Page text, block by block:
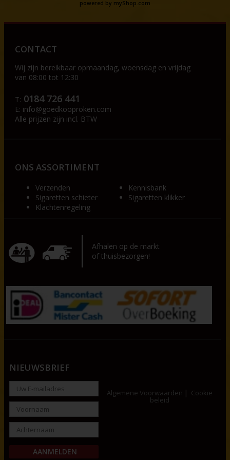
powered by myShop.com
CONTACT
Wij zijn bereikbaar opmaandag, woensdag en vrijdag
van 08:00 tot 12:30
T: 0184 726 441
E: info@goedkooproken.com
Alle prijzen zijn incl. BTW
ONS ASSORTIMENT
Verzenden
Kennisbank
Sigaretten schieter
Sigaretten klikker
Klachtenregeling
Afhalen op de markt
of thuisbezorgen!
NIEUWSBRIEF
Algemene Voorwaarden Cookie
beleid